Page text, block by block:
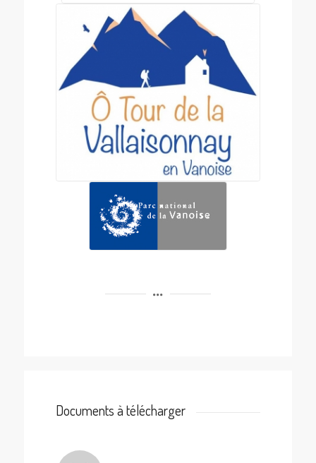
Documents à télécharger